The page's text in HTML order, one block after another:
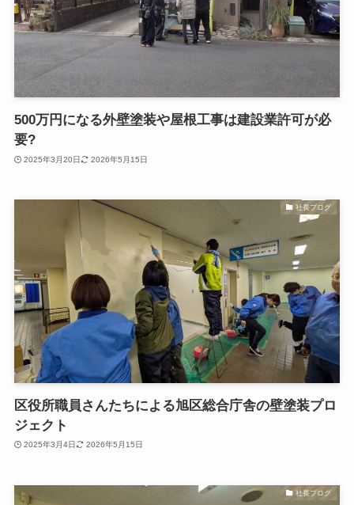
500万円になる外壁塗装や屋根工事は建設業許可が必
要?
2025年3月20日 2026年5月15日
社長ブログ
区役所職員さんたちによる旭区総合庁舎の壁塗装プロ
ジェクト
2025年3月4日 2026年5月15日
社長ブログ